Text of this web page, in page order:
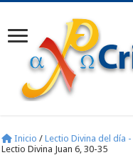
Inicio / Lectio Divina del día
Lectio Divina Juan 6, 30-35